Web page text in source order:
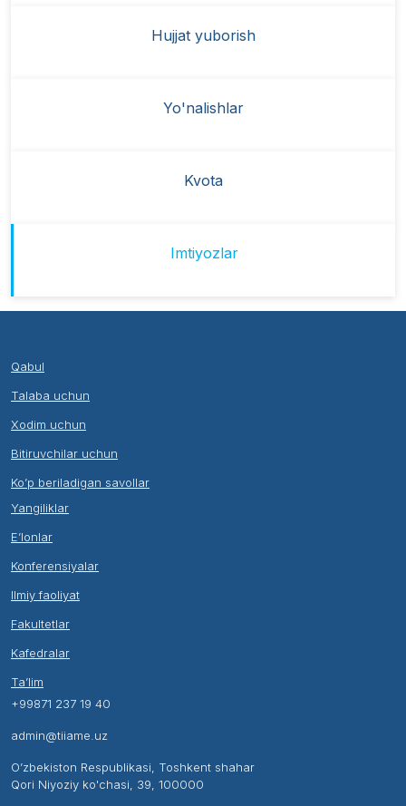
Hujjat yuborish
Yo'nalishlar
Kvota
Imtiyozlar
Qabul
Talaba uchun
Xodim uchun
Bitiruvchilar uchun
Ko’p beriladigan savollar
Yangiliklar
E’lonlar
Konferensiyalar
Ilmiy faoliyat
Fakultetlar
Kafedralar
Ta’lim
+99871 237 19 40
admin@tiiame.uz
O’zbekiston Respublikasi, Toshkent shahar
Qori Niyoziy ko'chasi, 39, 100000